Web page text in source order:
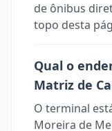
de ônibus
topo desta
Qual o
Matriz de
O terminal
Moreira de